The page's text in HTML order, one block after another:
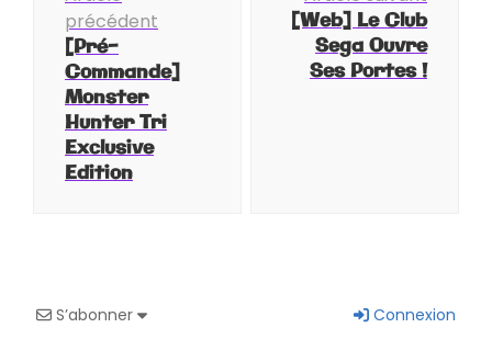
d'article
précédent
[Pré-
Commande]
Monster
Hunter Tri
Exclusive
Edition
[Web] Le Club
Sega Ouvre
Ses Portes !
S’abonner Connexion